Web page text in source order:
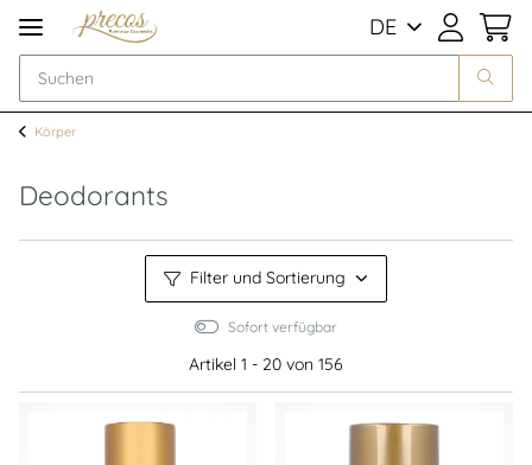
DE
Körper
Deodorants
Filter und Sortierung
Sofort verfügbar
Artikel 1 - 20 von 156